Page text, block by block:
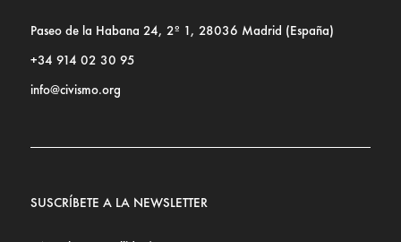
Paseo de la Habana 24, 2º 1, 28036 Madrid (España)
+34 914 02 30 95
info@civismo.org
SUSCRÍBETE A LA NEWSLETTER